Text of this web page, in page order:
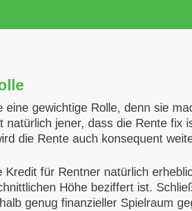
gewichtige Rolle, denn sie
jener, dass die Rente fix
die Rente auch konsequent
für Rentner natürlich
Höhe beziffert ist.
genug finanzieller Spielraum